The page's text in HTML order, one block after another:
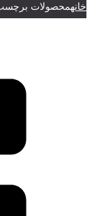
خانهمحصولات برچسب